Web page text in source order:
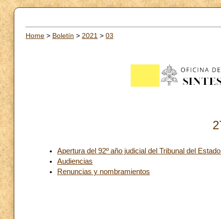
Home > Boletín > 2021 > 03
Apertura del 92º año judicial del Tribunal del
Audiencias
Renuncias y nombramientos